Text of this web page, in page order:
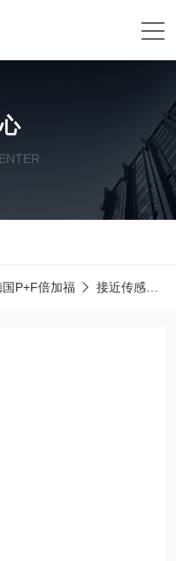
国P+F倍加福 接近传感器